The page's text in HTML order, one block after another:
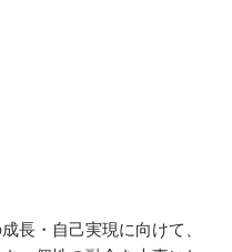
長・自己実現に向けて、